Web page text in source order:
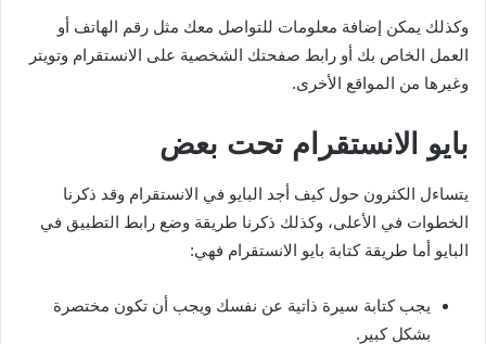
وكذلك يمكن إضافة معلومات للتواصل معك مثل رقم الهاتف أو
العمل الخاص بك أو رابط صفحتك الشخصية على الانستقرام وتويتر
وغيرها من المواقع الأخرى.
بايو الانستقرام تحت بعض
يتساءل الكثرون حول كيف أجد البايو في الانستقرام وقد ذكرنا
الخطوات في الأعلى، وكذلك ذكرنا طريقة وضع رابط التطبيق في
البايو أما طريقة كتابة بايو الانستقرام فهي:
يجب كتابة سيرة ذاتية عن نفسك ويجب أن تكون مختصرة
بشكل كبير.